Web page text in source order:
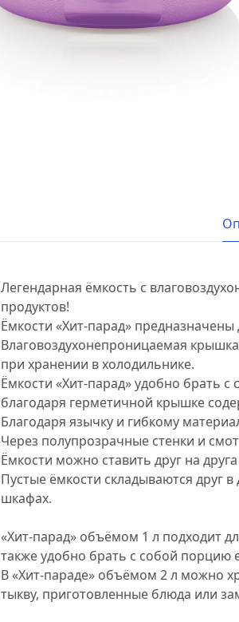
Легендарная ёмкость с
продуктов!
Ёмкости «Хит-парад»
Влаговоздухонепроницаемая
при хранении в холодильнике.
Ёмкости «Хит-парад» удобно брать
благодаря герметичной крышке
Благодаря язычку и гибкому
Через полупрозрачные стенки и
Ёмкости можно ставить друг на
Пустые ёмкости складываются друг
шкафах.
«Хит-парад» объёмом 1 л подходит
также удобно брать с собой порцию
В «Хит-параде» объёмом 2 л можно
тыкву, приготовленные блюда или